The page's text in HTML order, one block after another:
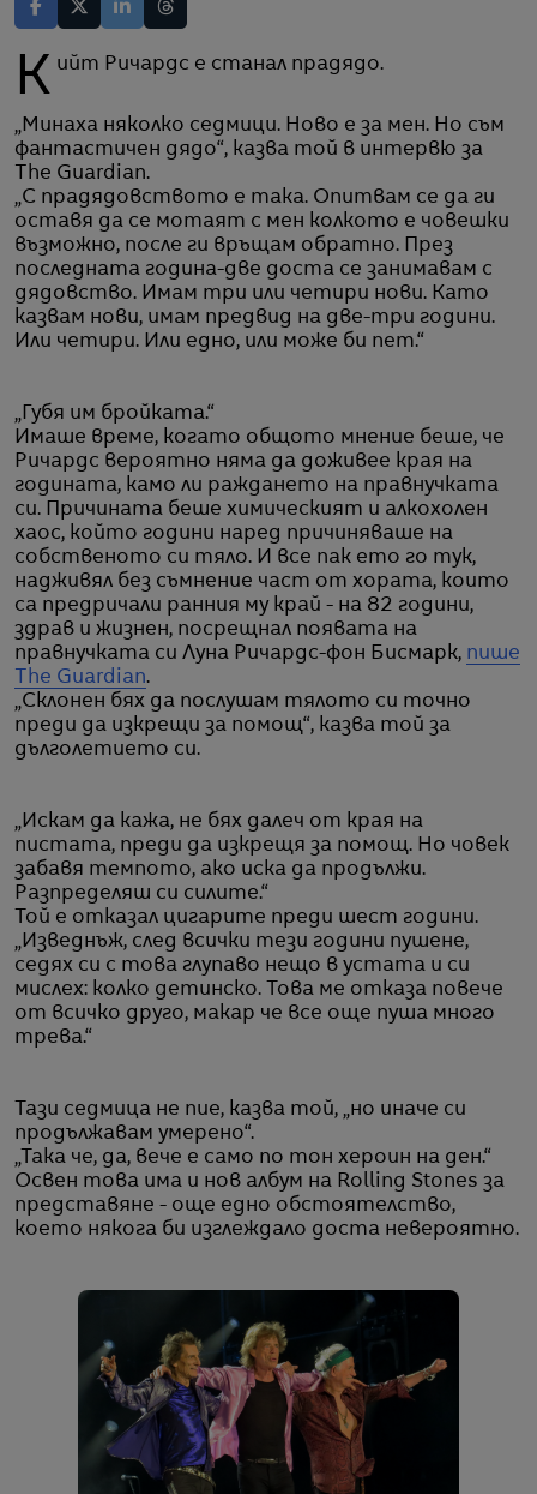
Кийт Ричардс е станал прадядо.
„Минаха няколко седмици. Ново е за мен. Но съм
фантастичен дядо“, казва той в интервю за
The Guardian.
„С прадядовството е така. Опитвам се да ги
оставя да се мотаят с мен колкото е човешки
възможно, после ги връщам обратно. През
последната година-две доста се занимавам с
дядовство. Имам три или четири нови. Като
казвам нови, имам предвид на две-три години.
Или четири. Или едно, или може би пет.“
„Губя им бройката.“
Имаше време, когато общото мнение беше, че
Ричардс вероятно няма да доживее края на
годината, камо ли раждането на правнучката
си. Причината беше химическият и алкохолен
хаос, който години наред причиняваше на
собственото си тяло. И все пак ето го тук,
надживял без съмнение част от хората, които
са предричали ранния му край - на 82 години,
здрав и жизнен, посрещнал появата на
правнучката си Луна Ричардс-фон Бисмарк, пише
The Guardian.
„Склонен бях да послушам тялото си точно
преди да изкрещи за помощ“, казва той за
дълголетието си.
„Искам да кажа, не бях далеч от края на
пистата, преди да изкрещя за помощ. Но човек
забавя темпото, ако иска да продължи.
Разпределяш си силите.“
Той е отказал цигарите преди шест години.
„Изведнъж, след всички тези години пушене,
седях си с това глупаво нещо в устата и си
мислех: колко детинско. Това ме отказа повече
от всичко друго, макар че все още пуша много
трева.“
Тази седмица не пие, казва той, „но иначе си
продължавам умерено“.
„Така че, да, вече е само по тон хероин на ден.“
Освен това има и нов албум на Rolling Stones за
представяне - още едно обстоятелство,
което някога би изглеждало доста невероятно.